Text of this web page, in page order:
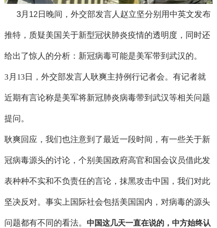
3月 12日晚间，外交部发言人赵立坚分别用中英文发布
推特，质疑美国关于新型冠状肺炎疫情的透明度，同时还
给出了惊人的分析：新冠病毒可能是美军带到武汉的。
3 月 13日，外交部发言人耿爽主持例行记者会。有记者就
近期有言论称是美军将新冠肺炎病毒带到武汉等相关问题
提问。
耿爽回应，我们也注意到了最近一段时间，有一些关于新
冠病毒源头的讨论，个别美国政府高官和国会议员借此发
表种种不实和不负责任的言论，抹黑攻击中国，我们对此
坚决反对。事实上国际社会包括美国国内，对病毒的源头
问题都有不同的看法。 中国这几天一直在说的，中方始终认